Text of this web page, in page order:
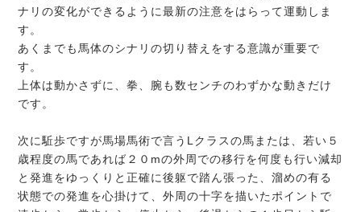
ナリの変化ができるように最新の注意をはらって運動しま
す。
あくまでも馬体のシナリの切り替えをする意識が重要で
す。
上体は動かさずに、拳、腕も数センチのわずかな動きだけ
です。
次に駈歩ですが馬場馬術で言うLクラスの馬または、若い５
歳程度の馬であれば２０mの外周での移行を何度も行い減却
と発進をゆっくりと正確に後躯で踏ん張った、溜めの有る
状態での発進を心掛けて、外周の十字を描いたポイントで